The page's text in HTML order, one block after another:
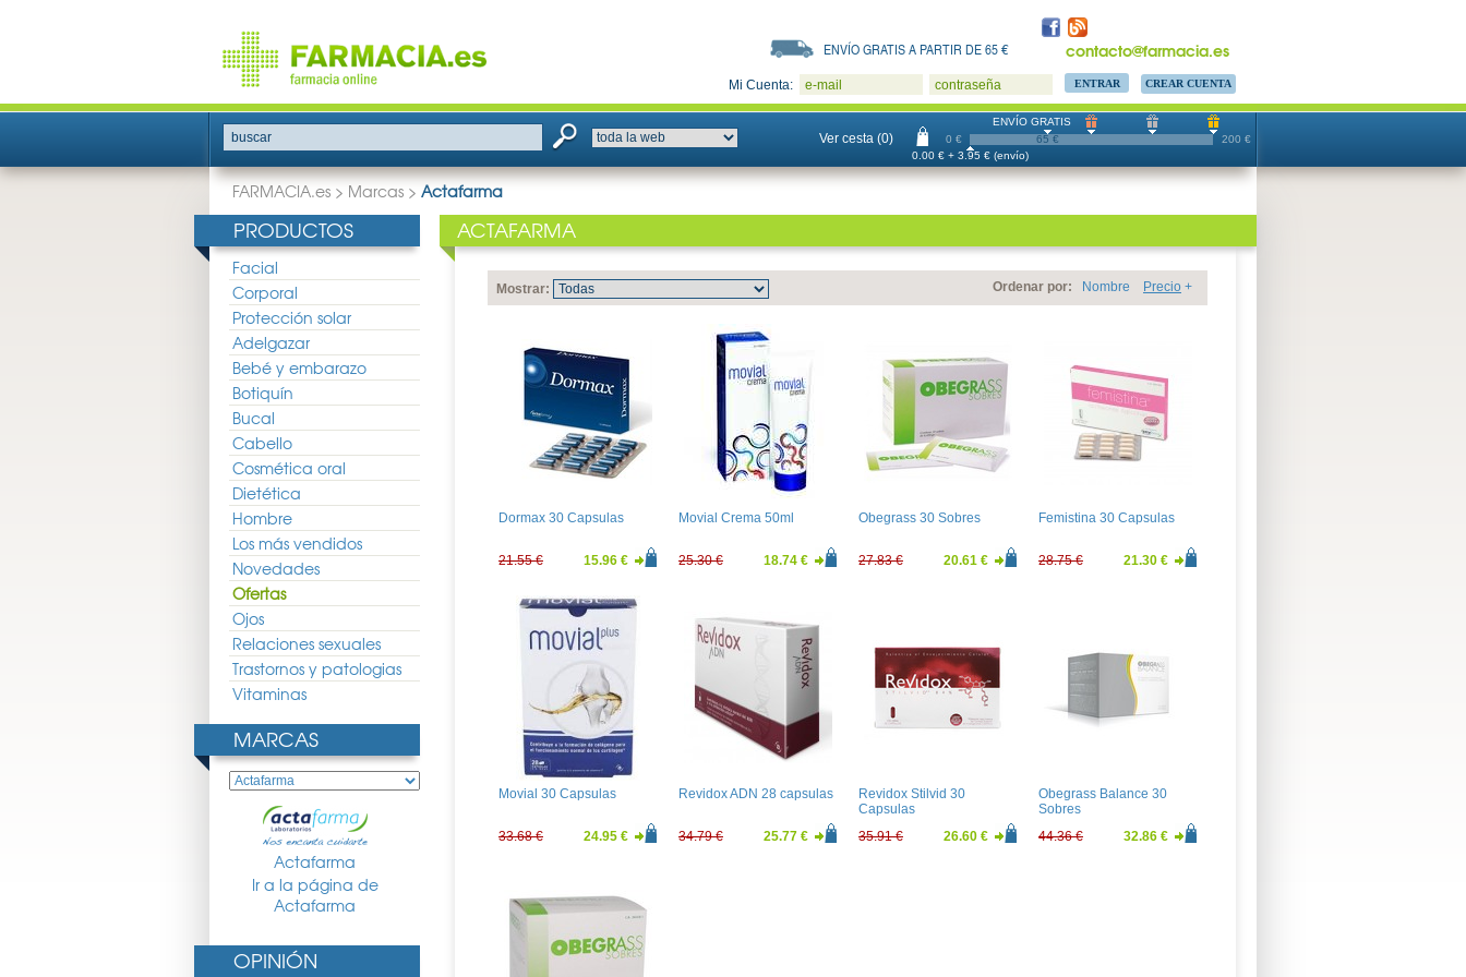
contacto@farmacia.es
ENVÍO GRATIS A PARTIR DE 65 €
Mi Cuenta: e-mail contraseña CREAR CUENTA
buscar Ver cesta (0) 0 € 200 €
ENVÍO GRATIS
65 €
0.00 € + 3.95 € (envío)
FARMACIA.es > Marcas > Actafarma
PRODUCTOS
Facial
Corporal
Protección solar
Adelgazar
Bebé y embarazo
Botiquín
Bucal
Cabello
Cosmética oral
Dietética
Hombre
Los más vendidos
Novedades
Ofertas
Ojos
Relaciones sexuales
Trastornos y patologias
Vitaminas
MARCAS
Actafarma
Ir a la página de
Actafarma
OPINIÓN
ACTAFARMA
Mostrar: Ordenar por: Nombre Precio +
Dormax 30 Capsulas
21.55 € 15.96 €
Movial Crema 50ml
25.30 € 18.74 €
Obegrass 30 Sobres
27.83 € 20.61 €
Femistina 30 Capsulas
28.75 € 21.30 €
Movial 30 Capsulas
33.68 € 24.95 €
Revidox ADN 28 capsulas
34.79 € 25.77 €
Revidox Stilvid 30
Capsulas
35.91 €
26.60 €
Obegrass Balance 30
Sobres
44.36 €
32.86 €